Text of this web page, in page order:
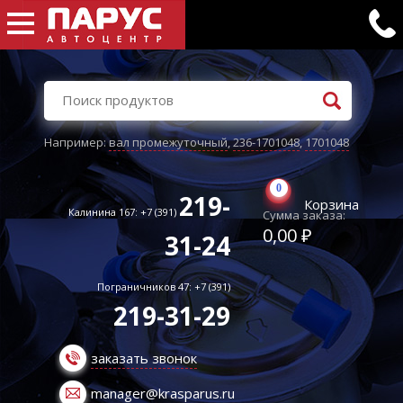
Например:вал промежуточный,236-1701048,1701048
Калинина 167: +7 (391) 219-
31-24
Пограничников 47: +7 (391)
219-31-29
заказать звонок
manager@krasparus.ru
0
Корзина
Сумма заказа:
0,00 ₽